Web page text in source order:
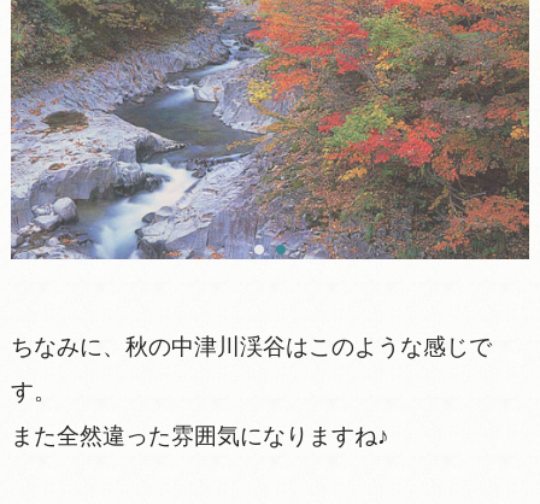
ちなみに、秋の中津川渓谷はこのような感じで
す。
また全然違った雰囲気になりますね♪